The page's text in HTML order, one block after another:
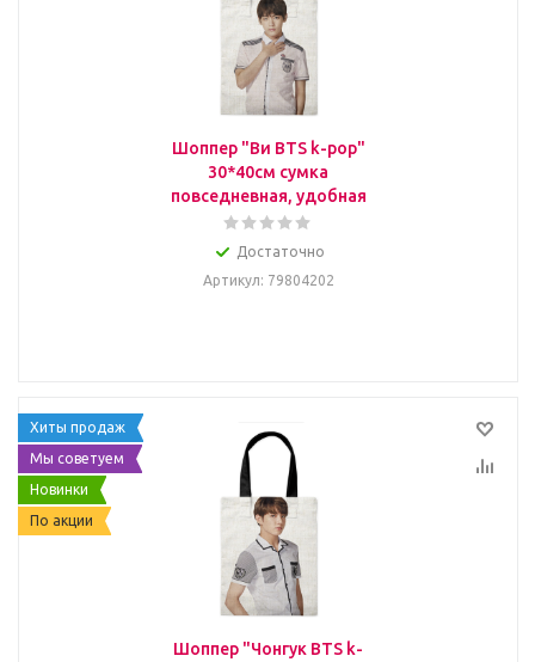
Шоппер "Ви BTS k-pop"
30*40см сумка
повседневная, удобная
Достаточно
Артикул: 79804202
Хиты продаж
Мы советуем
Новинки
По акции
Шоппер "Чонгук BTS k-